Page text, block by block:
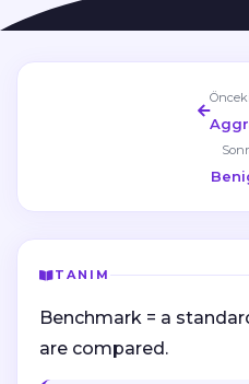
Önceki
TANIM
Benchmark = a
are compared.